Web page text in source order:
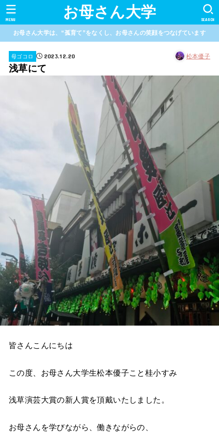
お母さん大学 SEARCH
MENU
お母さん大学は、“孤育て”をなくし、お母さんの笑顔をつなげています
母ゴコロ 2023.12.20 松本優子
浅草にて
皆さんこんにちは
この度、お母さん大学生松本優子こと桂小すみ
浅草演芸大賞の新人賞を頂戴いたしました。
お母さんを学びながら、働きながらの、